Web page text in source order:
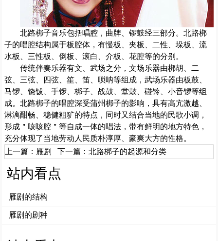
北路梆子音乐包括唱腔，曲牌、锣鼓经三部分。北路梆
子的唱腔结构属于板腔体，有慢板、夹板、二性、垛板、流
水板、三性板、倒板、滚白、介板、花腔等的分别。
传统伴奏乐器有文、武场之分，文场乐器由梆胡、二
弦、三弦、四弦、笙、笛、唢呐等组成，武场乐器由板鼓、
马锣、铙钹、手锣、梆子、战鼓、堂鼓、碰铃、小音锣等组
成。北路梆子的唱腔深受蒲州梆子的影响，具有高亢激越、
淋漓酣畅、稳健粗犷的特点，同时又结合当地的民歌小调，
形成＂咳咳腔＂等自成一体的唱法，带有鲜明的地方特色，
充分体现了当地劳动人民质朴淳厚、豪爽大方的性格。
上一篇： 雁剧 下一篇：北路梆子的起源和分类
站内看点
雁剧的结构
雁剧的剧种